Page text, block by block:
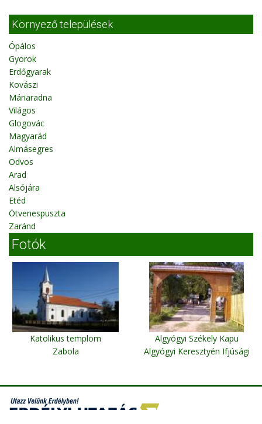
Környező települések
Ópálos
Gyorok
Erdőgyarak
Kovászi
Máriaradna
Világos
Glogovác
Magyarád
Almásegres
Odvos
Arad
Alsójára
Etéd
Ötvenespuszta
Zaránd
Fotók
Katolikus templom
Zabola
Algyógyi Székely Kapu
Algyógyi Keresztyén Ifjúsági